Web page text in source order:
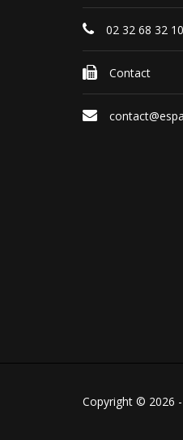
02 32 68 32 10
Contact
Copyright © 2026